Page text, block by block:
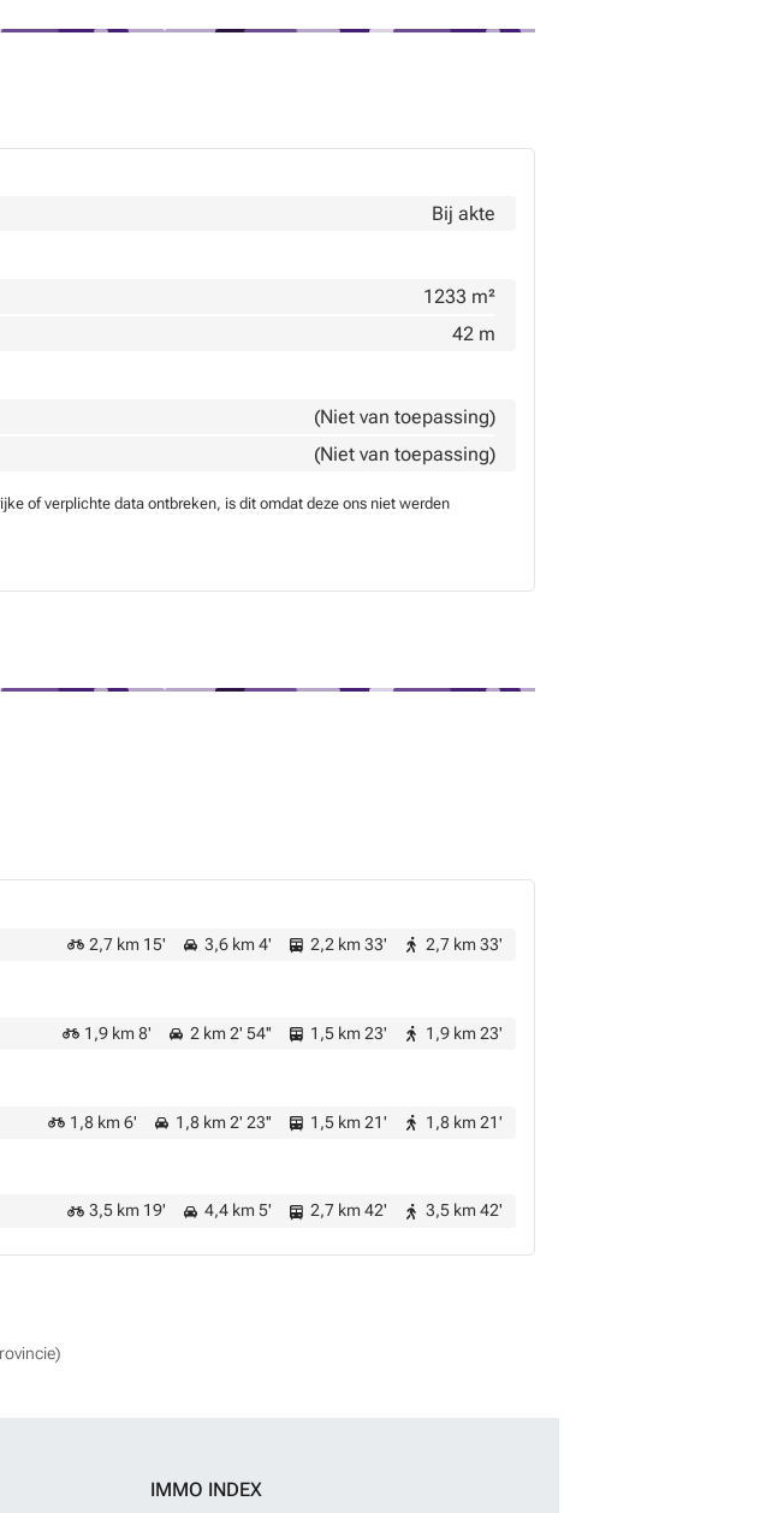
Bij akte
1233 m²
42 m
(Niet van toepassing)
(Niet van toepassing)
of verplichte data ontbreken, is dit omdat deze ons niet werden
2,7 km 15' 3,6 km 4' 2,2 km 33' 2,7 km 33'
1,9 km 8' 2 km 2' 54'' 1,5 km 23' 1,9 km 23'
1,8 km 6' 1,8 km 2' 23'' 1,5 km 21' 1,8 km 21'
3,5 km 19' 4,4 km 5' 2,7 km 42' 3,5 km 42'
IMMO INDEX